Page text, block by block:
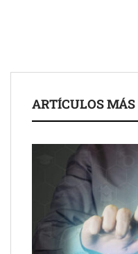
Schaeffler mejora su
ARTÍCULOS